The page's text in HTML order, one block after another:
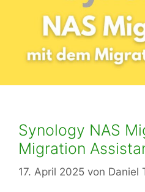
Synology NAS
Migration
17. April 2025 von Daniel